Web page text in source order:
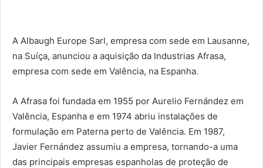
A Albaugh Europe Sarl, empresa com sede em Lausanne,
na Suíça, anunciou a aquisição da Industrias Afrasa,
empresa com sede em Valência, na Espanha.
A Afrasa foi fundada em 1955 por Aurelio Fernández em
Valência, Espanha e em 1974 abriu instalações de
formulação em Paterna perto de Valência. Em 1987,
Javier Fernández assumiu a empresa, tornando-a uma
das principais empresas espanholas de proteção de